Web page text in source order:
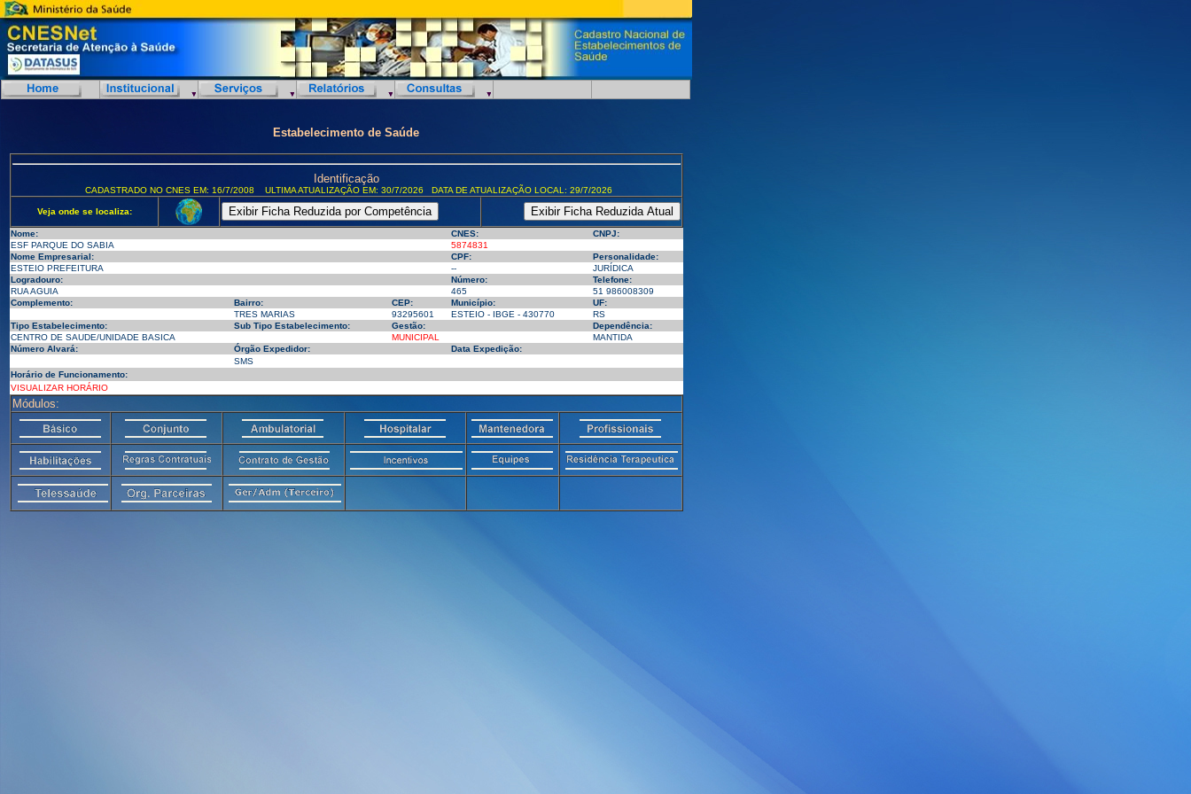
Estabelecimento de Saúde
Identificação
CADASTRADO NO CNES EM: 16/7/2008 ULTIMA ATUALIZAÇÃO EM: 30/7/2026 DATA DE ATUALIZAÇÃO LOCAL: 29/7/2026
Veja onde se localiza:
Nome: CNES:
CNPJ:
ESF PARQUE DO SABIA
5874831
Nome Empresarial:
CPF:
Personalidade:
ESTEIO PREFEITURA
--
JURÍDICA
Logradouro:
Número:
Telefone:
RUA AGUIA
465
51 986008309
Complemento:
Bairro: CEP: Município:
UF:
TRES MARIAS
93295601 ESTEIO - IBGE - 430770
RS
Tipo Estabelecimento:
Sub Tipo Estabelecimento: Gestão:
Dependência:
CENTRO DE SAUDE/UNIDADE BASICA
MUNICIPAL
MANTIDA
Número Alvará:
Órgão Expedidor:
Data Expedição:
SMS
Horário de Funcionamento:
VISUALIZAR HORÁRIO
Módulos: